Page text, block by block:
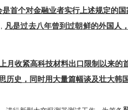
是首个对金融业者实行上述规定的国
凡是过去八年曾到过朝鲜的外国人
月收紧高科技材料出口限制以来的
历史，同时用大量篇幅谈及壮大韩